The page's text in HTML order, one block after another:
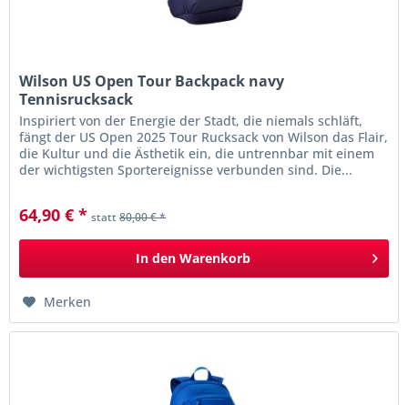
Wilson US Open Tour Backpack navy
Tennisrucksack
Inspiriert von der Energie der Stadt, die niemals schläft,
fängt der US Open 2025 Tour Rucksack von Wilson das Flair,
die Kultur und die Ästhetik ein, die untrennbar mit einem
der wichtigsten Sportereignisse verbunden sind. Die...
64,90 € * statt80,00 € *
In den Warenkorb
Merken